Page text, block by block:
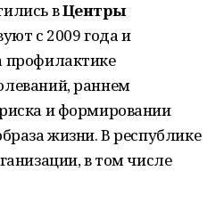
вЦентры
с 2009 года и
профилактике
раннем
и формировании
жизни. В республике
в том числе